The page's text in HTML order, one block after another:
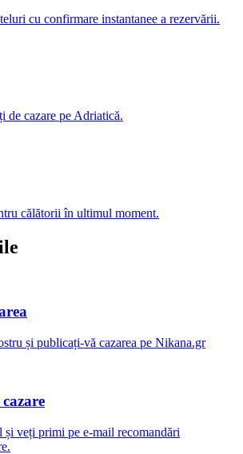
cu confirmare instantanee a rezervării.
de cazare pe Adriatică.
călătorii în ultimul moment.
și publicați-vă cazarea pe Nikana.gr
veți primi pe e-mail recomandări